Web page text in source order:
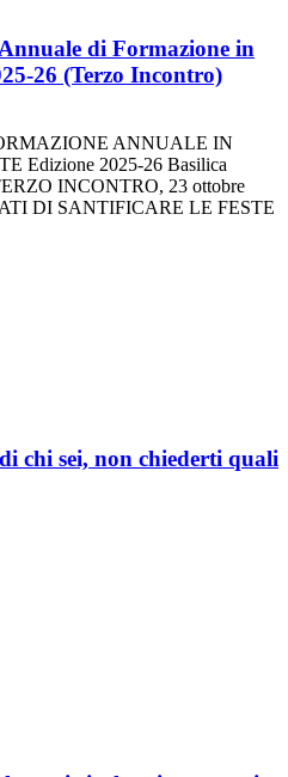
di Formazione in
26 (Terzo Incontro)
ANNUALE IN
Edizione 2025-26 Basilica
INCONTRO, 23 ottobre
DI SANTIFICARE LE FESTE
chi sei, non chiederti quali